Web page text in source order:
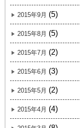
2015年9月 (5)
2015年8月 (5)
2015年7月 (2)
2015年6月 (3)
2015年5月 (2)
2015年4月 (4)